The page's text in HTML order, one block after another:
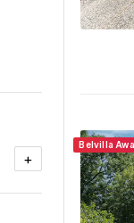
+
Belvilla